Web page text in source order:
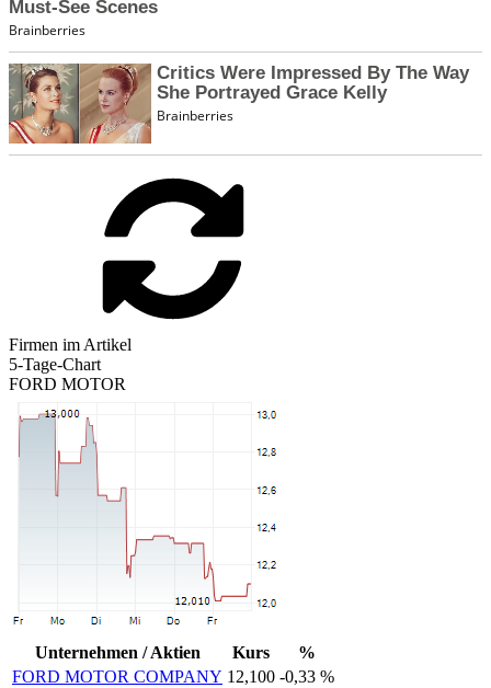
Firmen im Artikel
5-Tage-Chart
FORD MOTOR
Unternehmen / Aktien Kurs
%
FORD MOTOR COMPANY 12,100 -0,33 %